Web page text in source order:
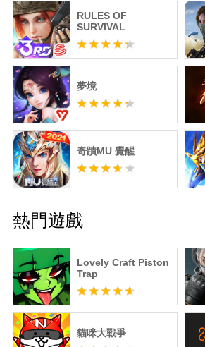
RULES OF
SURVIVAL
夢境
奇蹟MU 覺醒
熱門遊戲
Lovely Craft Piston
Trap
貓咪大戰爭